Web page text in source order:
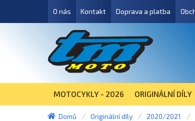
O nás Kontakt Doprava a platba
MOTOCYKLY - 2026 ORIGINÁLNÍ DÍLY
Domů Originální díly 2020/2021